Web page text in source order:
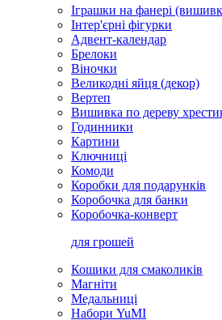
Іграшки на фанері
Інтер'єрні фігурки
Адвент-календар
Брелоки
Віночки
Великодні яйця (декор)
Вертеп
Вишивка по дереву
Годинники
Картини
Ключниці
Комоди
Коробки для подарунків
Коробочка для банки
Коробочка-конверт
для грошей
Кошики для смаколиків
Магніти
Медальниці
Набори YuMI